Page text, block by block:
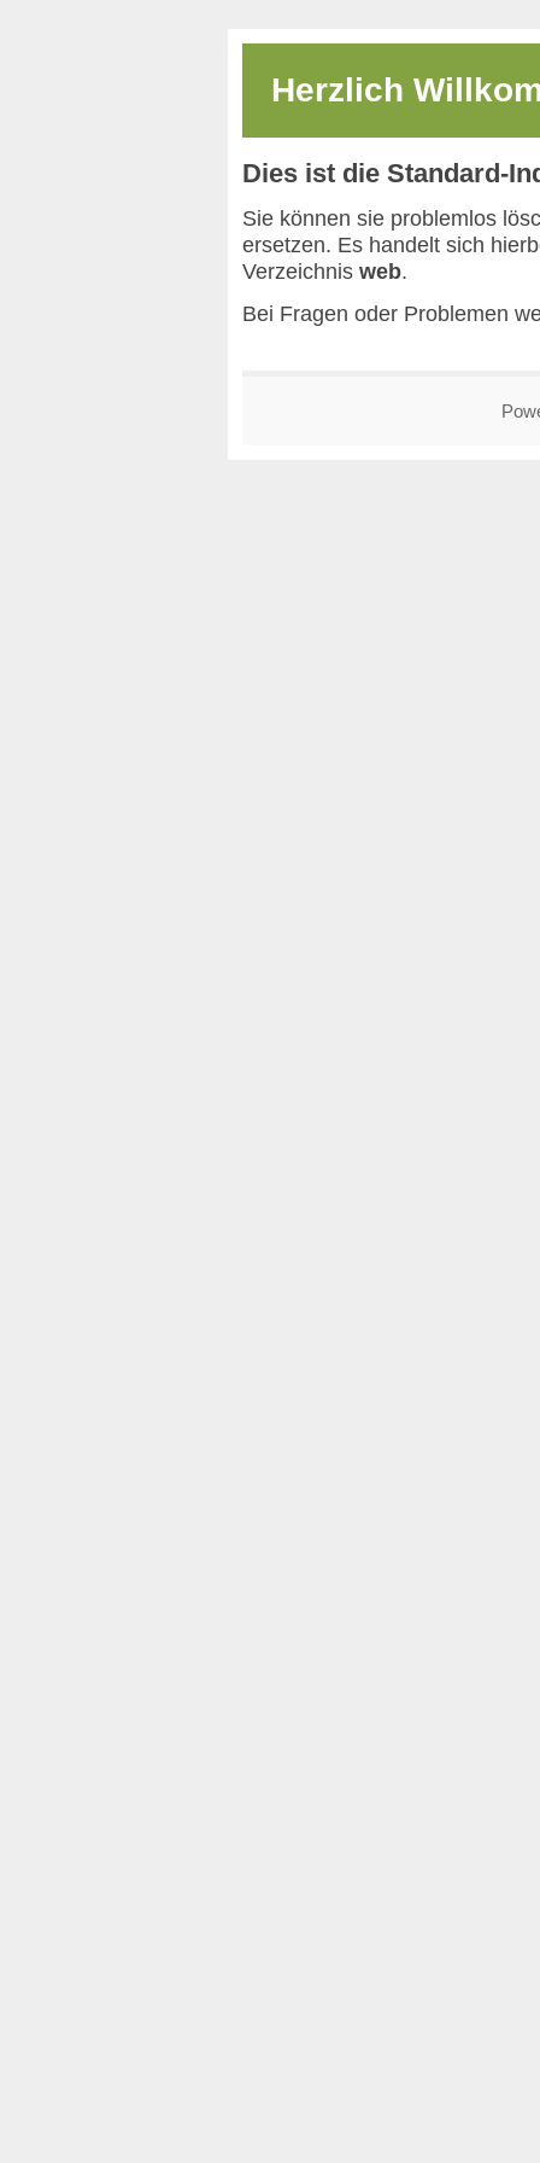
Herzlich
Dies ist die Standard-
Sie können sie problemlos
ersetzen. Es handelt sich
Verzeichnis web.
Bei Fragen oder Problemen